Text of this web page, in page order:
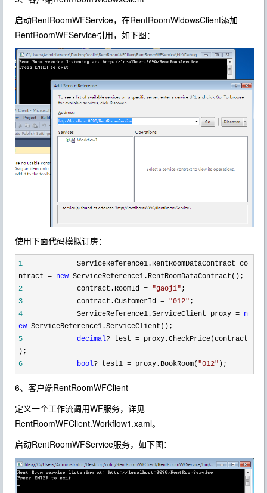
启动RentRoomWFService，在RentRoomWidowsClient添加
RentRoomWFService引用，如下图：
使用下面代码模拟订房：
1
ServiceReference1.RentRoomDataContract co
ntract = new ServiceReference1.RentRoomDataContract();
2
contract.RoomId = "gaoji" ;
3
contract.CustomerId = "012" ;
4
ServiceReference1.ServiceClient proxy = n
ew ServiceReference1.ServiceClient();
5
decimal? test = proxy.CheckPrice(contract
);
6
bool? test1 = proxy.BookRoom( "012" );
6、客户端RentRoomWFClient
定义一个工作流调用WF服务，详见
RentRoomWFClient.Workflow1.xaml。
启动RentRoomWFService服务，如下图：